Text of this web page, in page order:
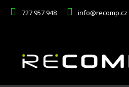
727 957 948 info@recomp.cz